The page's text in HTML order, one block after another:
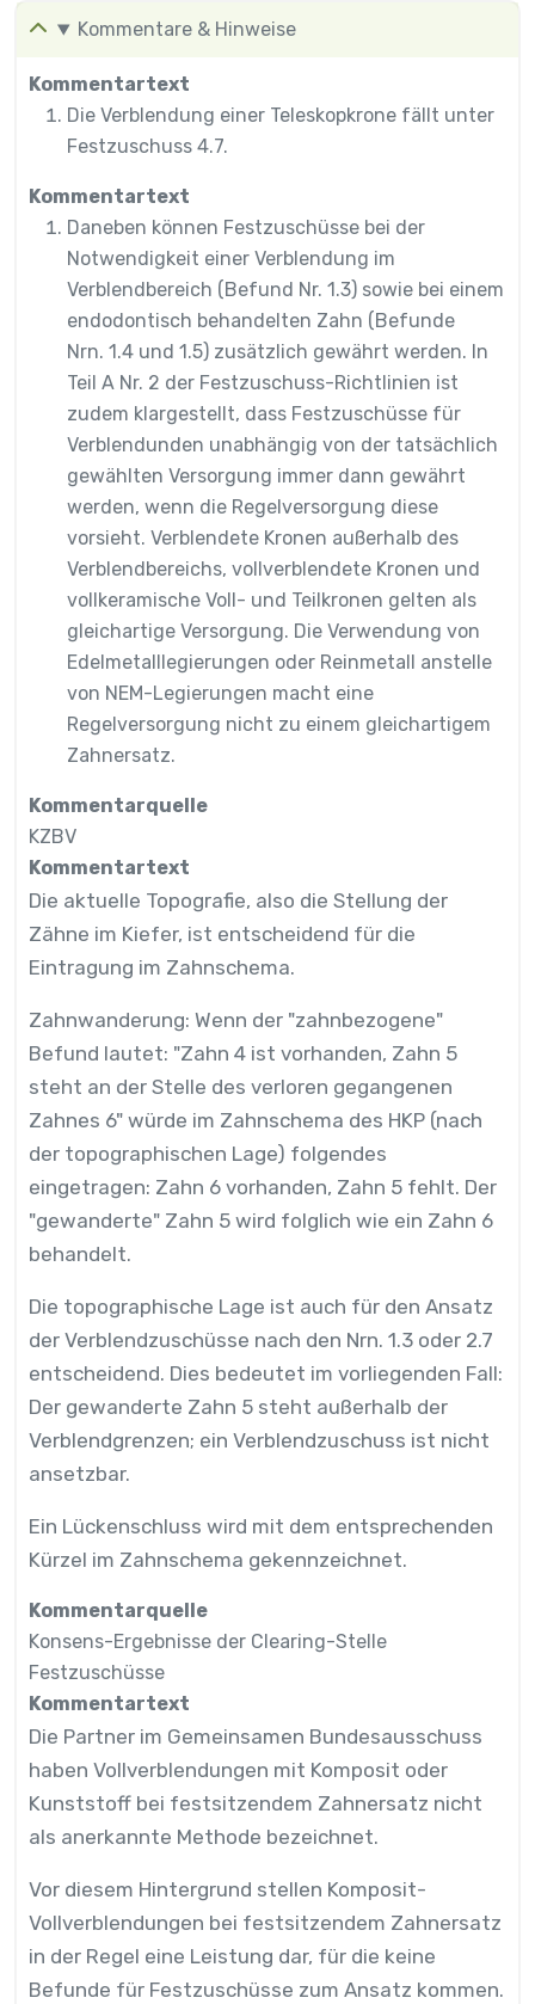
Kommentare & Hinweise
Kommentartext
Die Verblendung einer Teleskopkrone fällt unter
Festzuschuss 4.7.
Kommentartext
Daneben können Festzuschüsse bei der
Notwendigkeit einer Verblendung im
Verblendbereich (Befund Nr. 1.3) sowie bei einem
endodontisch behandelten Zahn (Befunde
Nrn. 1.4 und 1.5) zusätzlich gewährt werden. In
Teil A Nr. 2 der Festzuschuss-Richtlinien ist
zudem klargestellt, dass Festzuschüsse für
Verblendunden unabhängig von der tatsächlich
gewählten Versorgung immer dann gewährt
werden, wenn die Regelversorgung diese
vorsieht. Verblendete Kronen außerhalb des
Verblendbereichs, vollverblendete Kronen und
vollkeramische Voll- und Teilkronen gelten als
gleichartige Versorgung. Die Verwendung von
Edelmetalllegierungen oder Reinmetall anstelle
von NEM-Legierungen macht eine
Regelversorgung nicht zu einem gleichartigem
Zahnersatz.
Kommentarquelle
KZBV
Kommentartext
Die aktuelle Topografie, also die Stellung der
Zähne im Kiefer, ist entscheidend für die
Eintragung im Zahnschema.
Zahnwanderung: Wenn der "zahnbezogene"
Befund lautet: "Zahn 4 ist vorhanden, Zahn 5
steht an der Stelle des verloren gegangenen
Zahnes 6" würde im Zahnschema des HKP (nach
der topographischen Lage) folgendes
eingetragen: Zahn 6 vorhanden, Zahn 5 fehlt. Der
"gewanderte" Zahn 5 wird folglich wie ein Zahn 6
behandelt.
Die topographische Lage ist auch für den Ansatz
der Verblendzuschüsse nach den Nrn. 1.3 oder 2.7
entscheidend. Dies bedeutet im vorliegenden Fall:
Der gewanderte Zahn 5 steht außerhalb der
Verblendgrenzen; ein Verblendzuschuss ist nicht
ansetzbar.
Ein Lückenschluss wird mit dem entsprechenden
Kürzel im Zahnschema gekennzeichnet.
Kommentarquelle
Konsens-Ergebnisse der Clearing-Stelle
Festzuschüsse
Kommentartext
Die Partner im Gemeinsamen Bundesausschuss
haben Vollverblendungen mit Komposit oder
Kunststoff bei festsitzendem Zahnersatz nicht
als anerkannte Methode bezeichnet.
Vor diesem Hintergrund stellen Komposit-
Vollverblendungen bei festsitzendem Zahnersatz
in der Regel eine Leistung dar, für die keine
Befunde für Festzuschüsse zum Ansatz kommen.